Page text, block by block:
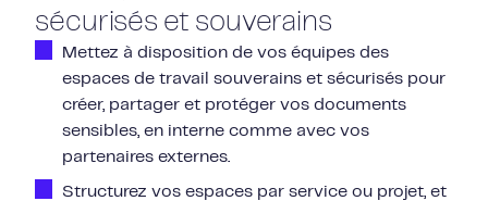
sécurisés et souverains
Mettez à disposition de vos équipes des
espaces de travail souverains et sécurisés pour
créer, partager et protéger vos documents
sensibles, en interne comme avec vos
partenaires externes.
Structurez vos espaces par service ou projet, et